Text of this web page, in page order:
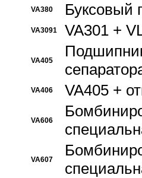
VA380 Буксовый
VA3091 VA301 +
VA405
VA406 VA405 +
VA606
VA607